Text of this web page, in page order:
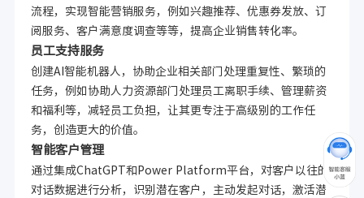
流程，实现智能营销服务，例如兴趣推荐、优惠券发放、订
阅服务、客户满意度调查等等，提高企业销售转化率。
员工支持服务
创建AI智能机器人，协助企业相关部门处理重复性、繁琐的
任务，例如协助人力资源部门处理员工离职手续、管理薪资
和福利等，减轻员工负担，让其更专注于高级别的工作任
务，创造更大的价值。
智能客户管理
通过集成ChatGPT和Power Platform平台，对客户以往的
对话数据进行分析，识别潜在客户，主动发起对话，激活潜